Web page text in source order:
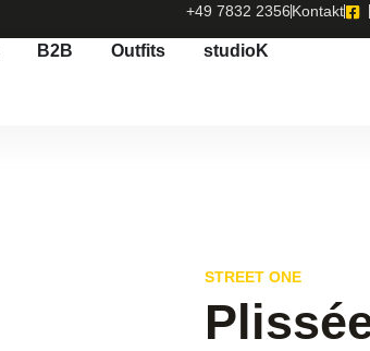
+49 7832 2356Kontakt
B2B Outfits studioK
STREET ONE